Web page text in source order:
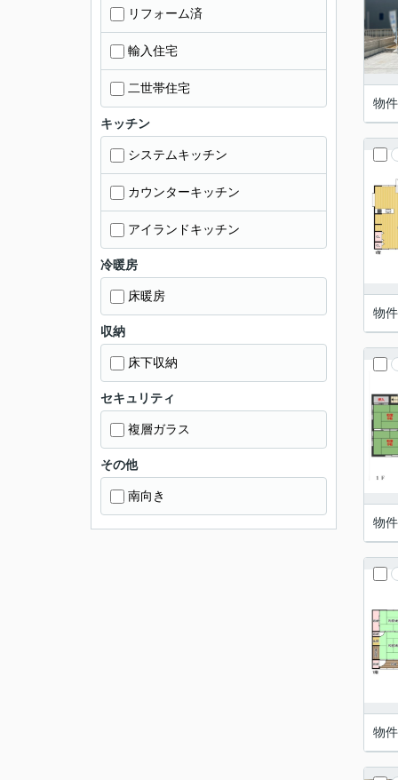
物
物
物
物
リフォーム済
輸入住宅
二世帯住宅
キッチン
システムキッチン
カウンターキッチン
アイランドキッチン
冷暖房
床暖房
収納
床下収納
セキュリティ
複層ガラス
その他
南向き